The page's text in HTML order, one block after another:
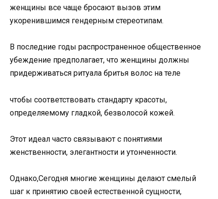
женщины все чаще бросают вызов этим
укоренившимся гендерным стереотипам.
В последние годы распространенное общественное
убеждение предполагает, что женщины должны
придерживаться ритуала бритья волос на теле
чтобы соответствовать стандарту красоты,
определяемому гладкой, безволосой кожей.
Этот идеал часто связывают с понятиями
женственности, элегантности и утонченности.
Однако,Сегодня многие женщины делают смелый
шаг к принятию своей естественной сущности,